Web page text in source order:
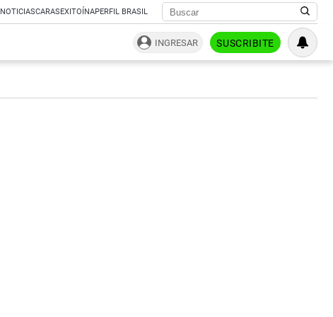
NOTICIASCARASEXITOÍNAPERFIL BRASIL
INGRESAR SUSCRIBITE